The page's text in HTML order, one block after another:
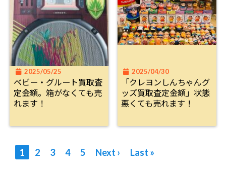
2025/05/25
ベビー・グルート買取査
定金額。箱がなくても売
れます！
2025/04/30
「クレヨンしんちゃんグ
ッズ買取査定金額」状態
悪くても売れます！
1 2 3 4 5 Next › Last »